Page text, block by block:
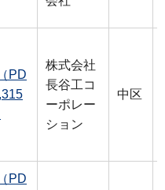
PD
株式会社
長谷工コ
ーポレー
ション
中区
PD